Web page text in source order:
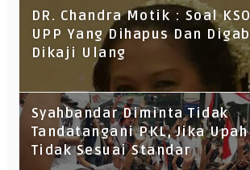
DR. Chandra Motik : Soal
UPP Yang Dihapus Dan
Dikaji Ulang
Syahbandar Diminta Tidak
Tandatangani PKL, Jika
Tidak Sesuai Standar